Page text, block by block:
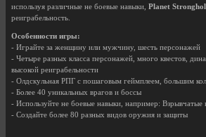
используя различные не боевые навыки, Planet
реиграбельность.
Особенности игры:
- Играйте за женщину или мужчину, шесть персонажей
- Четыре разных класса персонажей, много квестов,
высокой реиграбельности
- Олдскульная РПГ с пошаговым геймплеем, большим
- Более 40 уникальных врагов и боссы
- Используйте не боевые навыки, например: Взрывчатые
- Создайте более 80 разных видов оружия и защиты